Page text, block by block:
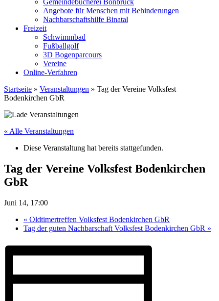
Gemeindebücherei Bonbruck
Angebote für Menschen mit Behinderungen
Nachbarschaftshilfe Binatal
Freizeit
Schwimmbad
Fußballgolf
3D Bogenparcours
Vereine
Online-Verfahren
Startseite » Veranstaltungen » Tag der Vereine Volksfest
Bodenkirchen GbR
« Alle Veranstaltungen
Diese Veranstaltung hat bereits stattgefunden.
Tag der Vereine Volksfest Bodenkirchen
GbR
Juni 14, 17:00
« Oldtimertreffen Volksfest Bodenkirchen GbR
Tag der guten Nachbarschaft Volksfest Bodenkirchen GbR »